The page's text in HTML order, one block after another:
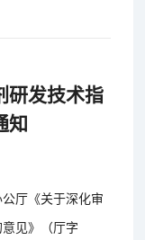
研发技术指
知
厅《关于深化审
见》（厅字